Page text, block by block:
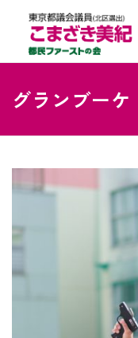
グランブーケ